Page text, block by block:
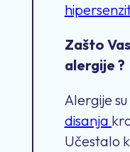
Zašto
alergije ?
Alergije
disanja
Učestalo